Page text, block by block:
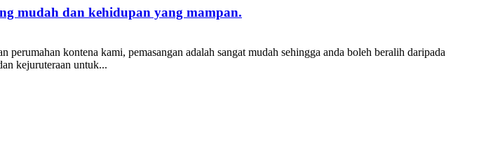
mudah dan kehidupan yang mampan.
kontena kami, pemasangan adalah sangat mudah sehingga anda boleh beralih daripada
kejuruteraan untuk...